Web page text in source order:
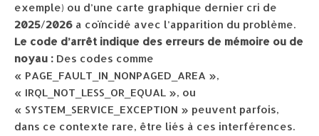
exemple) ou d’une carte graphique dernier cri de
2025/2026 a coïncidé avec l’apparition du problème.
Le code d’arrêt indique des erreurs de mémoire ou de
noyau : Des codes comme
« PAGE_FAULT_IN_NONPAGED_AREA »,
« IRQL_NOT_LESS_OR_EQUAL », ou
« SYSTEM_SERVICE_EXCEPTION » peuvent parfois,
dans ce contexte rare, être liés à ces interférences.